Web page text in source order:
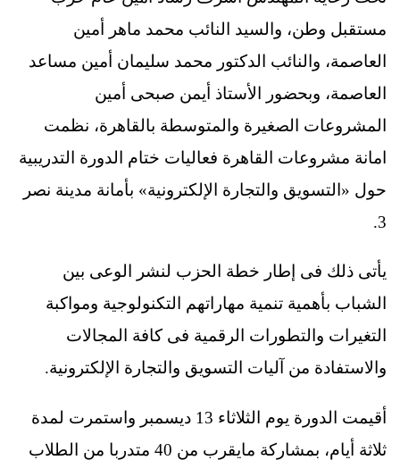
مستقبل وطن، والسيد النائب محمد ماهر أمين
العاصمة، والنائب الدكتور محمد سليمان أمين مساعد
العاصمة، وبحضور الأستاذ أيمن صبحى أمين
المشروعات الصغيرة والمتوسطة بالقاهرة، نظمت
امانة مشروعات القاهرة فعاليات ختام الدورة التدريبية
حول «التسويق والتجارة الإلكترونية» بأمانة مدينة نصر
3.
يأتى ذلك فى إطار خطة الحزب لنشر الوعى بين
الشباب بأهمية تنمية مهاراتهم التكنولوجية ومواكبة
التغيرات والتطورات الرقمية فى كافة المجالات
والاستفادة من آليات التسويق والتجارة الإلكترونية.
أقيمت الدورة يوم الثلاثاء 13 ديسمبر واستمرت لمدة
ثلاثة أيام، بمشاركة مايقرب من 40 متدربا من الطلاب